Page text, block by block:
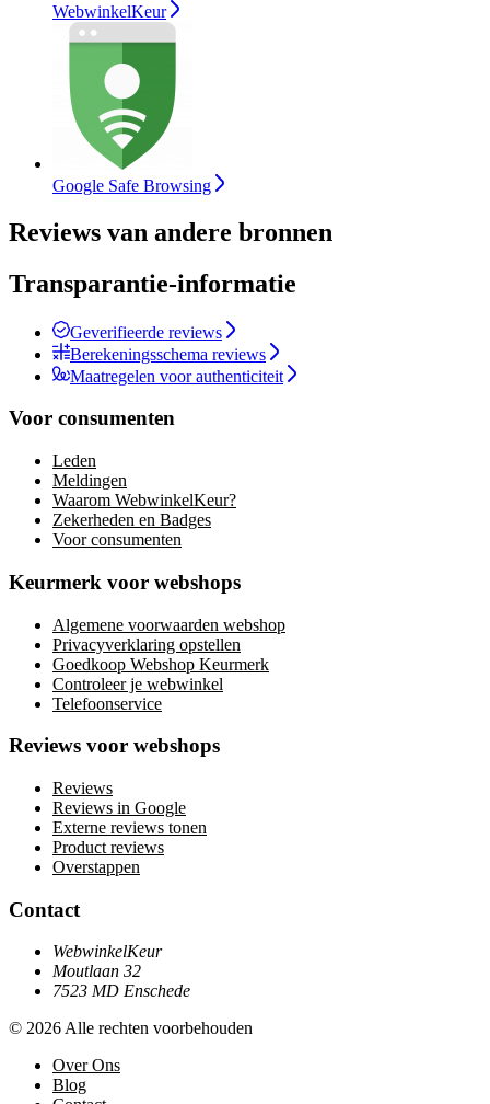
WebwinkelKeur
Google Safe Browsing
Reviews van andere bronnen
Transparantie-informatie
Geverifieerde reviews
Berekeningsschema reviews
Maatregelen voor authenticiteit
Voor consumenten
Leden
Meldingen
Waarom WebwinkelKeur?
Zekerheden en Badges
Voor consumenten
Keurmerk voor webshops
Algemene voorwaarden webshop
Privacyverklaring opstellen
Goedkoop Webshop Keurmerk
Controleer je webwinkel
Telefoonservice
Reviews voor webshops
Reviews
Reviews in Google
Externe reviews tonen
Product reviews
Overstappen
Contact
WebwinkelKeur
Moutlaan 32
7523 MD Enschede
© 2026 Alle rechten voorbehouden
Over Ons
Blog